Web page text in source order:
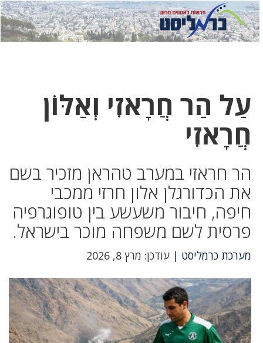
לחץ
כאן
לחץ
כדי
עַל הַר חֲרָאזִי וְאַלּוֹן
חֲרָאזִי
הר חראזי במערב טהראן מזכיר בשם
את הכדורגלן אלון חרזי ממכבי
חיפה, חיבור משעשע בין טופוגרפיה
פרסית לשם משפחה מוכר בישראל.
מערכת כרמליסט | עודכן: מרץ 8, 2026